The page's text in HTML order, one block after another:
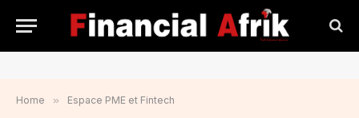
Home » Espace PME et Fintech